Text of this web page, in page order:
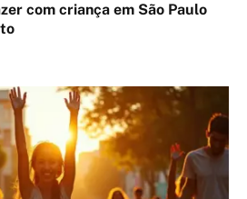
com criança em São Paulo